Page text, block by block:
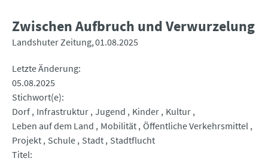
Zwischen Aufbruch und Verwurzelung
Landshuter Zeitung 01.08.2025
Letzte Änderung
05.08.2025
Stichwort(e)
Dorf Infrastruktur Jugend Kinder Kultur
Leben auf dem Land
Mobilität Öffentliche Verkehrsmittel
Projekt Schule Stadt Stadtflucht
Titel